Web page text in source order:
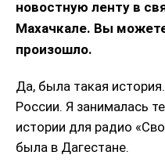
новостную ленту в
Махачкале. Вы
произошло.
Да, была такая
России. Я занималась
истории для радио
была в Дагестане.